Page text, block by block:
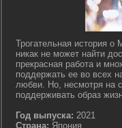
Трогательная история
никак не может найти
прекрасная работа и
поддержать ее во всех
любви. Но, несмотря на
поддерживать образ
Год выпуска: 2021
Страна: Япония